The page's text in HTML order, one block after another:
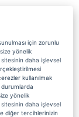
için zorunlu
yönelik
daha işlevsel
kullanılmak
yönelik
daha işlevsel
diğer tercihlerinizin